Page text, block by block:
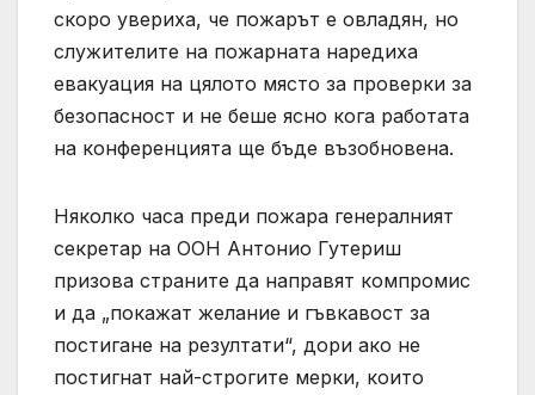
скоро увериха, че пожарът е овладян, но
служителите на пожарната наредиха
евакуация на цялото място за проверки за
безопасност и не беше ясно кога работата
на конференцията ще бъде възобновена.
Няколко часа преди пожара генералният
секретар на ООН Антонио Гутериш
призова страните да направят компромис
и да „покажат желание и гъвкавост за
постигане на резултати“, дори ако не
постигнат най-строгите мерки, които